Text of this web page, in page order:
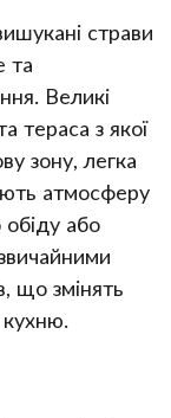
страви
та
Великі
тераса з якої
зону, легка
атмосферу
або
що змінять
кухню.